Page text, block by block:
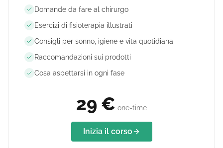
Domande da fare al chirurgo
Esercizi di fisioterapia illustrati
Consigli per sonno, igiene e vita quotidiana
Raccomandazioni sui prodotti
Cosa aspettarsi in ogni fase
29 € one-time
Inizia il corso